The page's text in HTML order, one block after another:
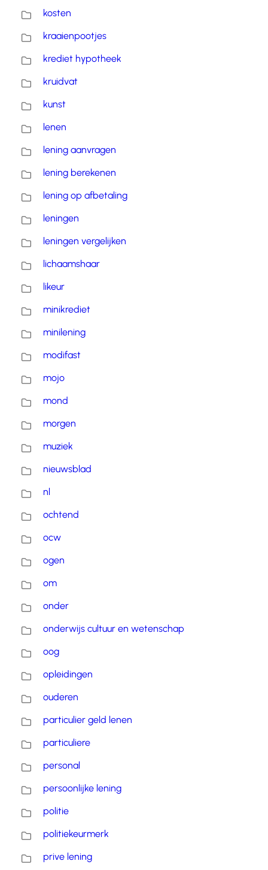
kosten
kraaienpootjes
krediet hypotheek
kruidvat
kunst
lenen
lening aanvragen
lening berekenen
lening op afbetaling
leningen
leningen vergelijken
lichaamshaar
likeur
minikrediet
minilening
modifast
mojo
mond
morgen
muziek
nieuwsblad
nl
ochtend
ocw
ogen
om
onder
onderwijs cultuur en wetenschap
oog
opleidingen
ouderen
particulier geld lenen
particuliere
personal
persoonlijke lening
politie
politiekeurmerk
prive lening